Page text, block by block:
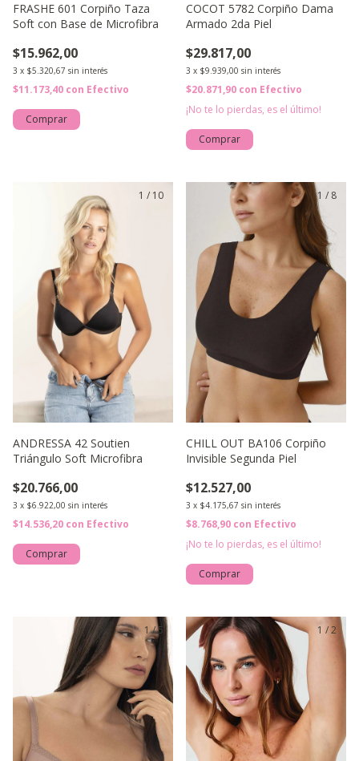
FRASHE 601 Corpiño Taza
Soft con Base de Microfibra
$15.962,00
3 x $5.320,67 sin interés
$11.173,40 con Efectivo
Comprar
COCOT 5782 Corpiño Dama
Armado 2da Piel
$29.817,00
3 x $9.939,00 sin interés
$20.871,90 con Efectivo
¡No te lo pierdas, es el último!
Comprar
1 / 10
ANDRESSA 42 Soutien
Triángulo Soft Microfibra
$20.766,00
3 x $6.922,00 sin interés
$14.536,20 con Efectivo
Comprar
1 / 8
CHILL OUT BA106 Corpiño
Invisible Segunda Piel
$12.527,00
3 x $4.175,67 sin interés
$8.768,90 con Efectivo
¡No te lo pierdas, es el último!
Comprar
1/5 1 /2